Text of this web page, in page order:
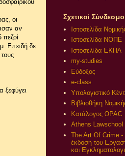
οι
αν
Επειδή δε
ξεφύγει
Σχετικοί
Ιστοσελίδα
Ιστοσελίδα ΝΟΠΕ
Ιστοσελίδα ΕΚΠΑ
my-studies
Εύδοξος
e-class
Υπολογιστικό
Βιβλιοθήκη
Κατάλογος OPAC
Athens Lawschool
The Art Of Crime -
έκδοση του
και